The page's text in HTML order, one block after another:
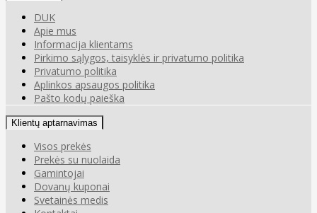
DUK
Apie mus
Informacija klientams
Pirkimo sąlygos, taisyklės ir privatumo politika
Privatumo politika
Aplinkos apsaugos politika
Pašto kodų paieška
Klientų aptarnavimas
Visos prekės
Prekės su nuolaida
Gamintojai
Dovanų kuponai
Svetainės medis